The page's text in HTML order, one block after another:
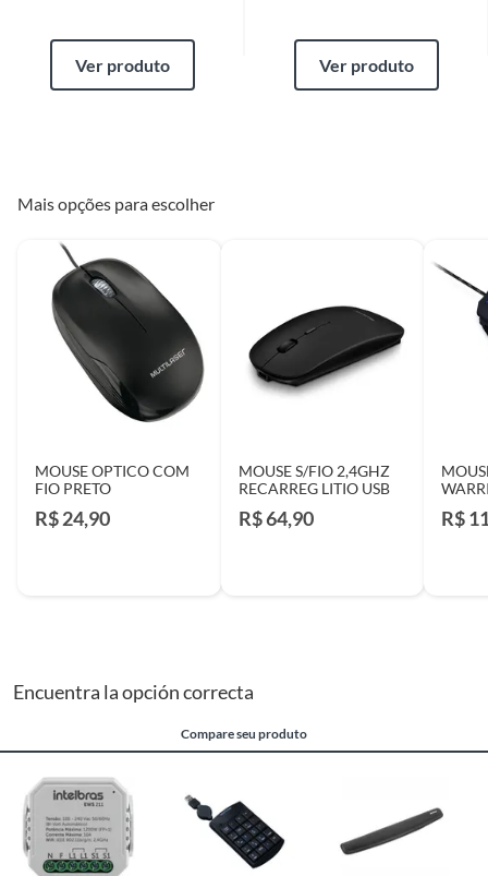
Ver produto Ver produto
Mais opções para escolher
MOUSE OPTICO COM
FIO PRETO
R$ 24,90
MOUSE S/FIO 2,4GHZ
RECARREG LITIO USB
R$ 64,90 R$
Encuentra la opción correcta
Compare seu produto